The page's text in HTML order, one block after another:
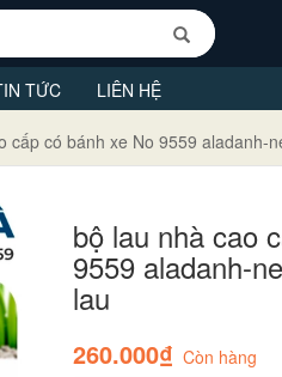
TỨC LIÊN HỆ
cấp có bánh xe No 9559 aladanh-
bộ lau nhà cao
9559 aladanh-
lau
260.000₫ Còn hàng